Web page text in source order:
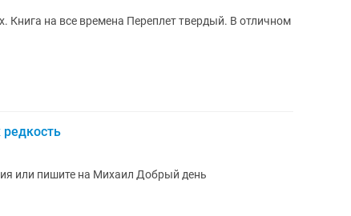
Переплет твердый. В отличном
или пишите на Михаил Добрый день